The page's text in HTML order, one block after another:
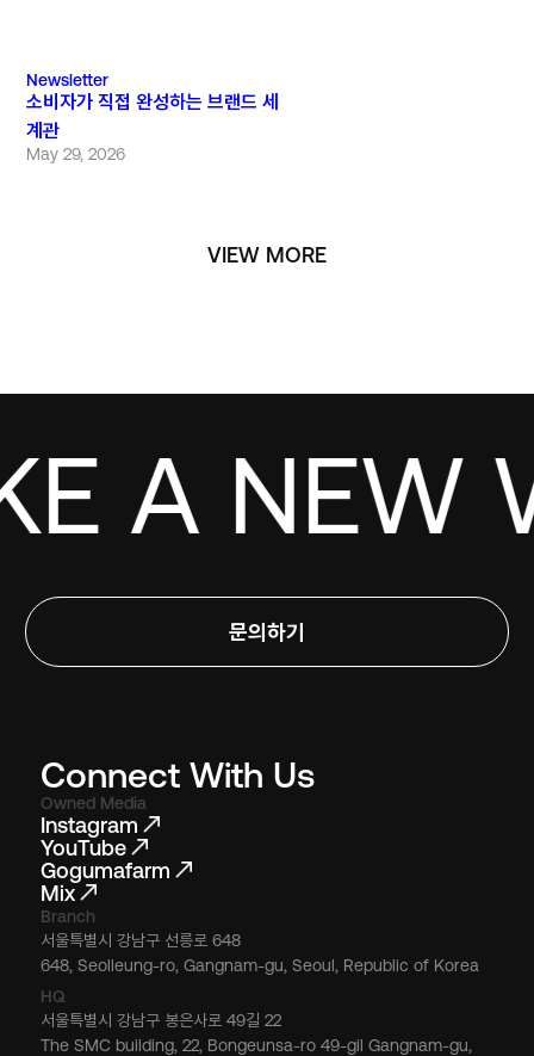
Newsletter
소비자가 직접 완성하는 브랜드 세
계관
May 29, 2026
VIEW MORE
A NEW
문의하기
Connect With Us
Owned Media
Instagram
YouTube
Gogumafarm
Mix
HQ
서울특별시 강남구 봉은사로 49길 22
The SMC building, 22, Bongeunsa-ro 49-gil Gangnam-gu,
Branch
서울특별시 강남구 선릉로 648
648, Seolleung-ro, Gangnam-gu, Seoul, Republic of Korea